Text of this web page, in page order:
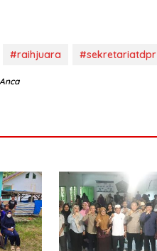
#raihjuara #sekretariatdpr